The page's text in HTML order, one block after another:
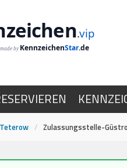
.vip
made by KennzeichenStar.de
Teterow / Zulassungsstelle-